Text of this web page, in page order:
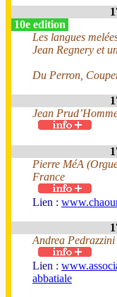
10e edition
Les langues
Jean Regnery et
Du Perron,
Jean
Pierre MéA
France
Lien :
Andrea Pedrazzini
Lien :
abbatiale